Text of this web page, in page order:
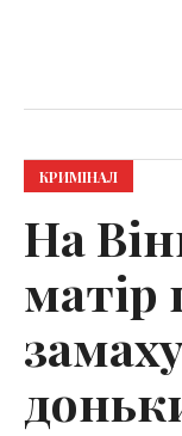
КРИМІНАЛ
На
матір